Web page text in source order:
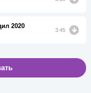
2020
3:45